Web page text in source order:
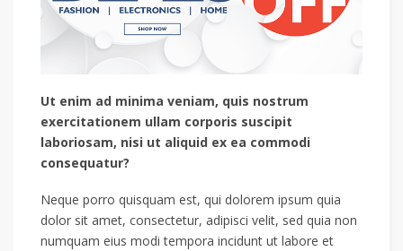
Ut enim ad minima veniam, quis nostrum
exercitationem ullam corporis suscipit
laboriosam, nisi ut aliquid ex ea commodi
consequatur?
Neque porro quisquam est, qui dolorem ipsum quia
dolor sit amet, consectetur, adipisci velit, sed quia non
numquam eius modi tempora incidunt ut labore et